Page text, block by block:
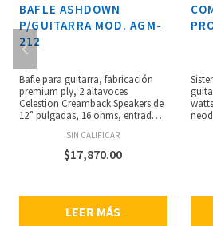
COMBO FISHMAN MOD.
PRO-AMP-SL1
Sistema auto-amplificado para
guitarra acústica y voz SA220. 200
watts, 2 canales, 6 woofers de
neodimio para medios de 4” y 1
watts, EQ dual de 3 bandas, 4
tipos de reverb y sistema anti-
feedback, entradas XLR y de 1/4”
phantom power y controles de
SIN CALIFICAR
$35,757.00
LEER MÁS
P/